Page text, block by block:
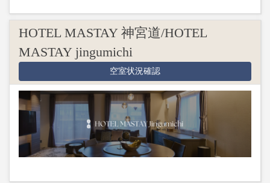
HOTEL MASTAY 神宮道/HOTEL
MASTAY jingumichi
空室状況確認